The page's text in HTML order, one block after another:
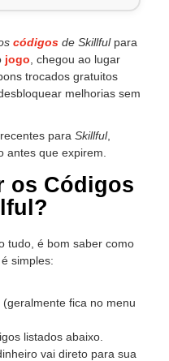
códigos de Skillfulpara
jogo , chegou ao lugar
trocados gratuitos
melhorias sem
para Skillful,
antes que expirem.
os Códigos
tudo, é bom saber como
simples:
fica no menu
listados abaixo.
vai direto para sua